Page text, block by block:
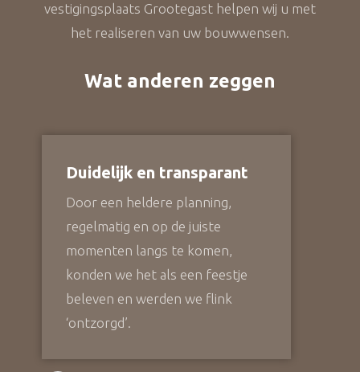
vestigingsplaats Grootegast helpen wij u met
het realiseren van uw bouwwensen.
Wat anderen zeggen
Duidelijk en transparant
Door een heldere planning,
regelmatig en op de juiste
momenten langs te komen,
konden we het als een feestje
beleven en werden we flink
‘ontzorgd’.